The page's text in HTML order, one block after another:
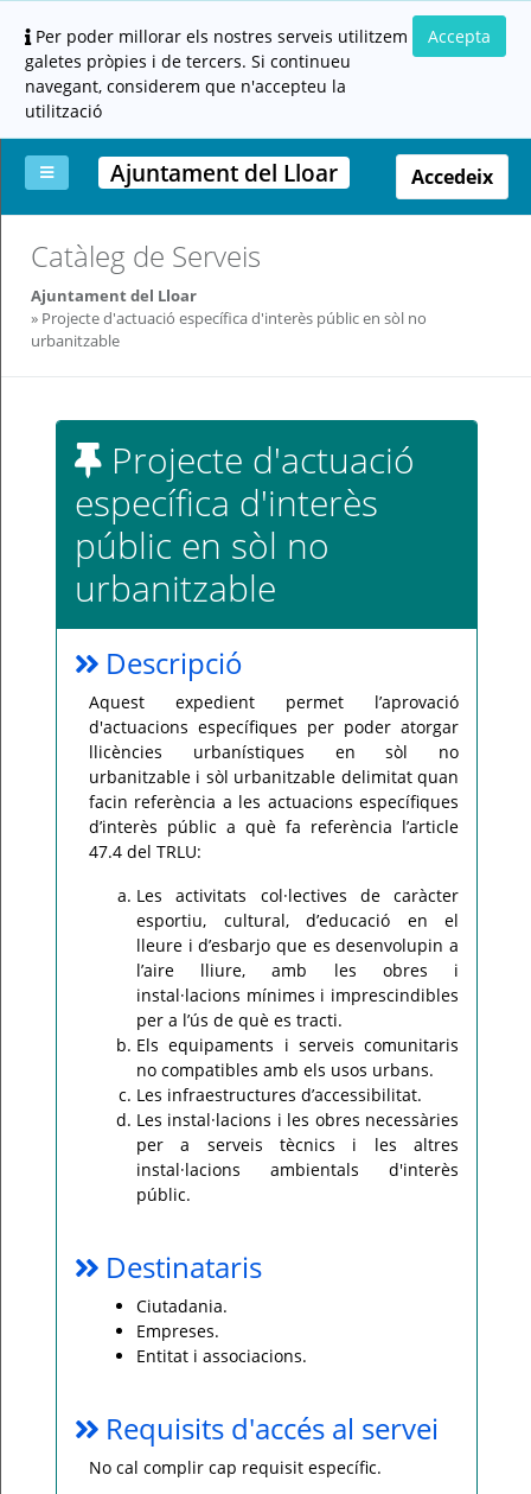
Per poder millorar els nostres serveis utilitzem
galetes pròpies i de tercers. Si continueu
navegant, considerem que n'accepteu la
utilització
Accepta
meva
documentació
ciutadana
administracions)
incidència,
Ajuntament del Lloar Accedeix
Catàleg de Serveis
Ajuntament del Lloar
Projecte d'actuació específica d'interès públic en sòl no
urbanitzable
Projecte d'actuació
específica d'interès
públic en sòl no
urbanitzable
Descripció
Aquest expedient permet l’aprovació
d'actuacions específiques per poder atorgar
llicències urbanístiques en sòl no
urbanitzable i sòl urbanitzable delimitat quan
facin referència a les actuacions específiques
d’interès públic a què fa referència l’article
47.4 del TRLU:
Les activitats col·lectives de caràcter
esportiu, cultural, d’educació en el
lleure i d’esbarjo que es desenvolupin a
l’aire lliure, amb les obres i
instal·lacions mínimes i imprescindibles
per a l’ús de què es tracti.
Els equipaments i serveis comunitaris
no compatibles amb els usos urbans.
Les infraestructures d’accessibilitat.
Les instal·lacions i les obres necessàries
per a serveis tècnics i les altres
instal·lacions ambientals d'interès
públic.
Destinataris
Ciutadania.
Empreses.
Entitat i associacions.
Requisits d'accés al servei
No cal complir cap requisit específic.